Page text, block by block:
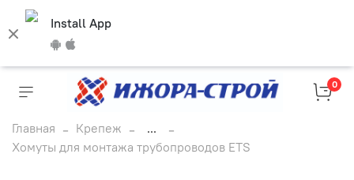
Install App
0
Главная Крепеж
...
Хомуты для монтажа трубопроводов ETS